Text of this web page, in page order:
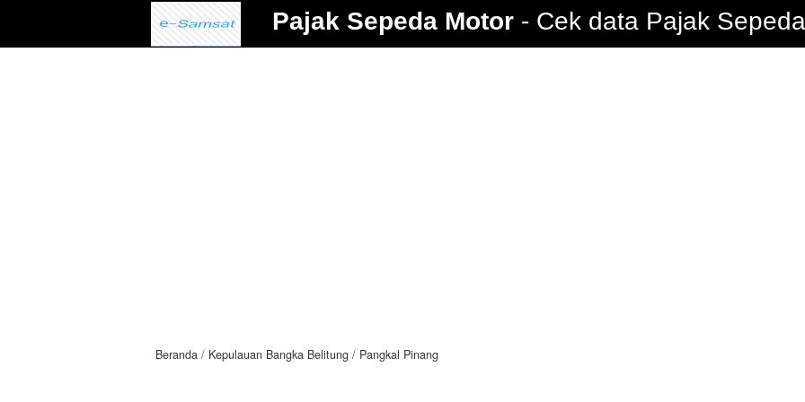
Pajak Sepeda Motor Cek data Pajak
Beranda Kepulauan Bangka Belitung Pangkal Pinang